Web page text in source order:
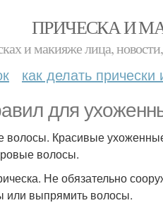
ПРИЧЕСКА И
и макияже лица,
как делать
для
волосы. Красивые
волосы.
Не обязательно
или выпрямить волосы.